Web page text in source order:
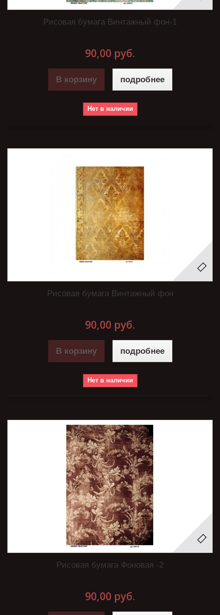
Рисовая бумага Винтажный фон-1
90,00 руб.
В корзину подробнее
Нет в наличии
Рисовая бумага Винтажный фон
90,00 руб.
В корзину подробнее
Нет в наличии
Рисовая бумага Фоновая -2
90,00 руб.